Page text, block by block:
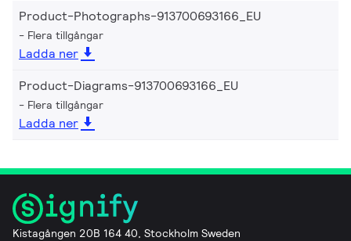
Product-Photographs-913700693166_EU
Flera tillgångar
Ladda ner
Product-Diagrams-913700693166_EU
Flera tillgångar
Ladda ner
Kistagången 20B 164 40, Stockholm Sweden